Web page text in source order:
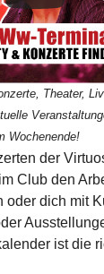
Theater,
Wochenende!
der
Club den
oder dich mit
ist die